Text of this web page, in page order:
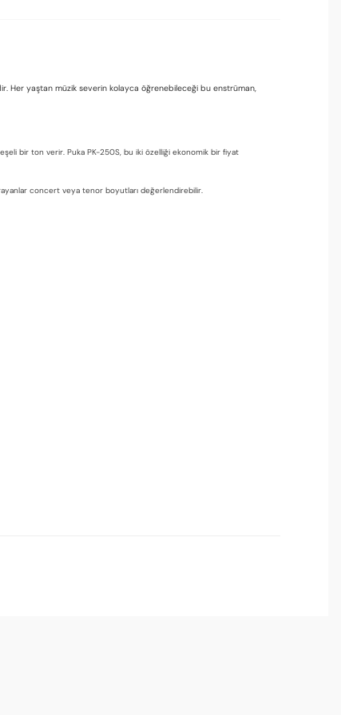
Her yaştan müzik severin kolayca öğrenebileceği bu enstrüman,
bir ton verir. Puka PK-250S, bu iki özelliği ekonomik bir fiyat
concert veya tenor boyutları değerlendirebilir.